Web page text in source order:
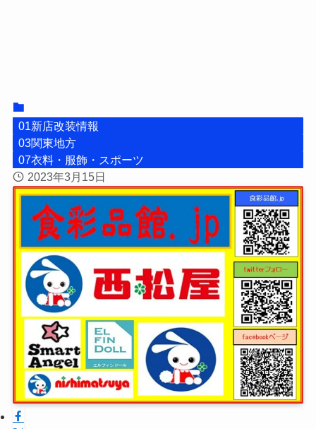
01新店改装情報
03関東地方
07衣料・服飾・スポーツ
2023年3月15日